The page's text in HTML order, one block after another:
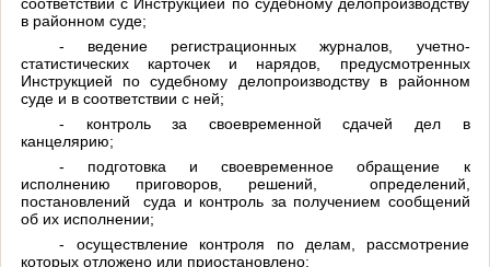
в районном суде;
- ведение регистрационных журналов, учетно-
статистических карточек и нарядов, предусмотренных
Инструкцией по судебному делопроизводству в районном
суде и в соответствии с ней;
- контроль за своевременной сдачей дел в
канцелярию;
- подготовка и своевременное обращение к
исполнению приговоров, решений, определений,
постановлений суда и контроль за получением сообщений
об их исполнении;
- осуществление контроля по делам, рассмотрение
которых отложено или приостановлено;